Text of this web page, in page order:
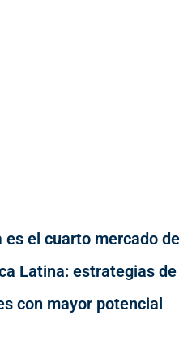
es el cuarto mercado de
Latina: estrategias de
con mayor potencial